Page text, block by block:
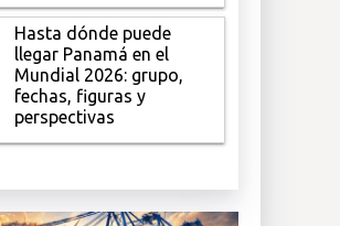
Hasta dónde puede
llegar Panamá en el
Mundial 2026: grupo,
fechas, figuras y
perspectivas